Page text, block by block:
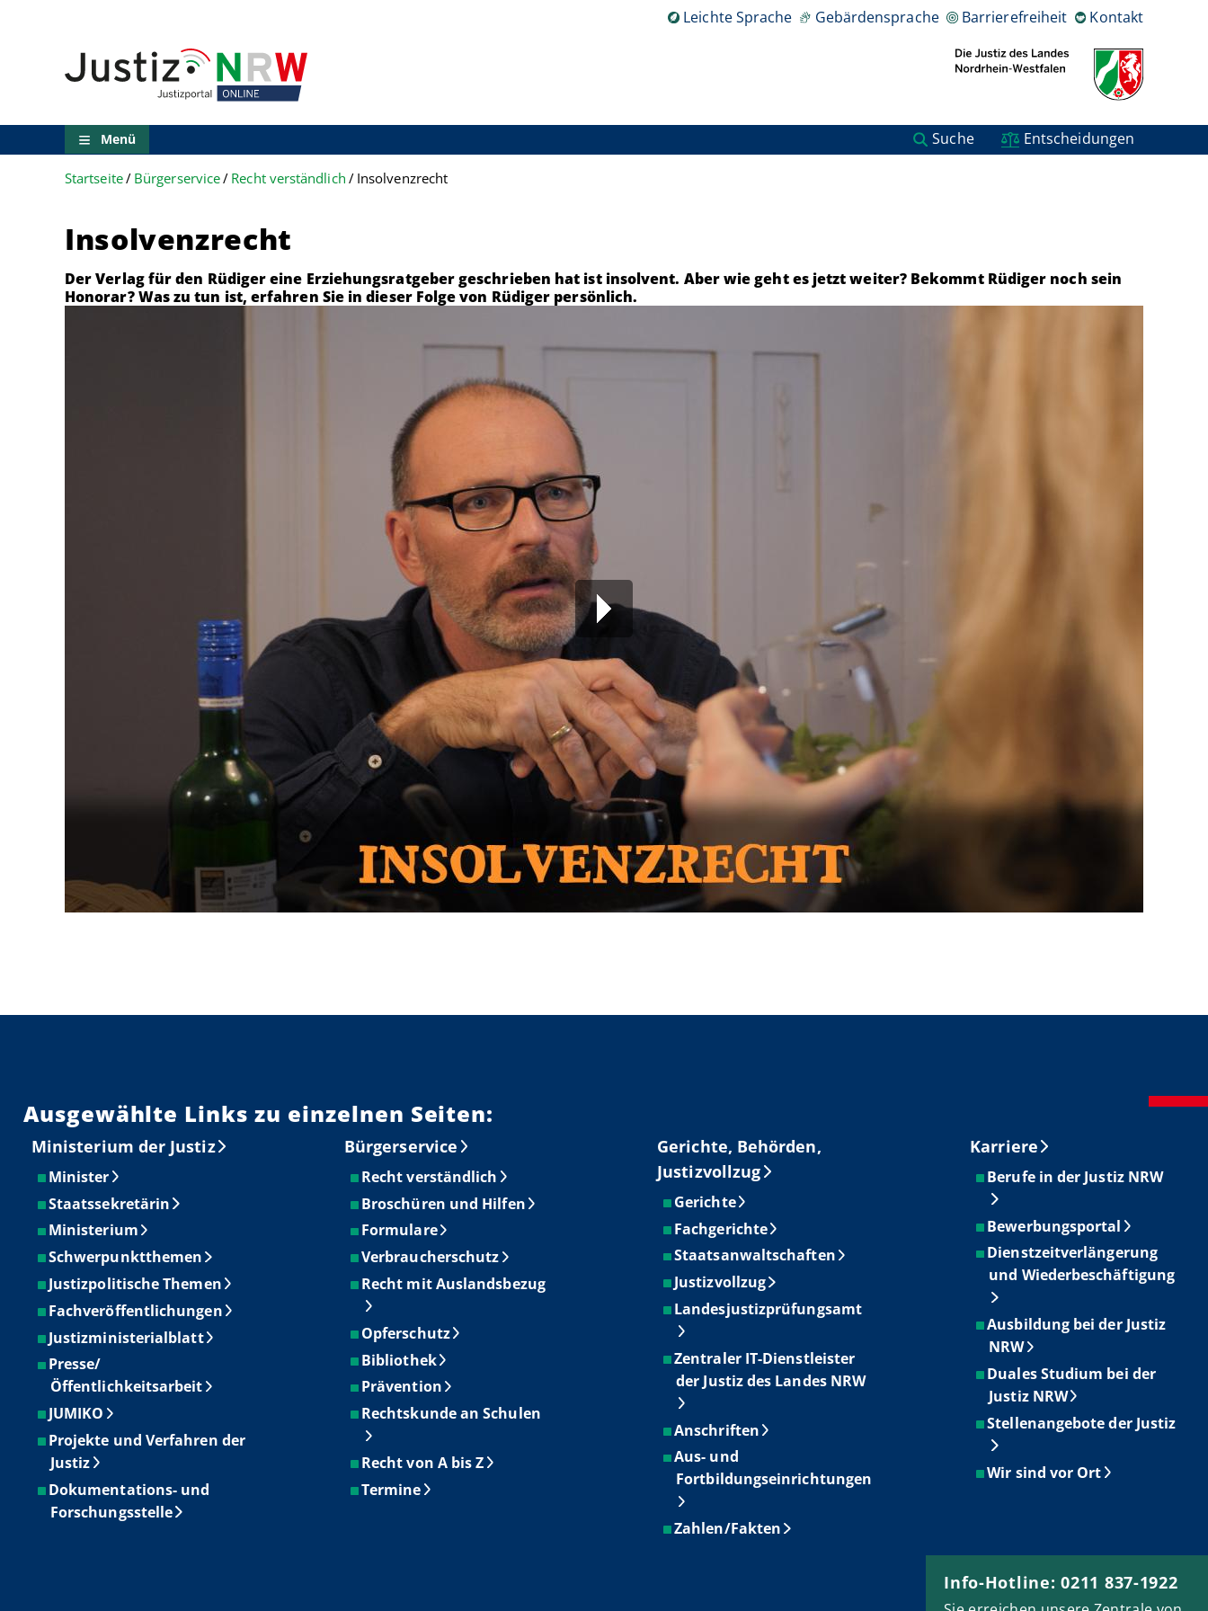
technischen
Suche
Entscheidungssuche
Inhalt
ausgewählten
Leichte Sprache Gebärdensprache Barrierefreiheit Kontakt
Menü Suche Entscheidungen
Startseite Bürgerservice Recht verständlich Insolvenzrecht
Insolvenzrecht
Der Verlag für den Rüdiger eine Erziehungsratgeber geschrieben hat ist insolvent. Aber wie geht es jetzt weiter? Bekommt Rüdiger noch sein
Honorar? Was zu tun ist, erfahren Sie in dieser Folge von Rüdiger persönlich.
Ausgewählte Links zu einzelnen Seiten:
Ministerium der Justiz
Minister
Staatssekretärin
Ministerium
Schwerpunktthemen
Justizpolitische Themen
Fachveröffentlichungen
Justizministerialblatt
Presse/
Öffentlichkeitsarbeit
JUMIKO
Projekte und Verfahren der
Justiz
Dokumentations- und
Forschungsstelle
Bürgerservice
Recht verständlich
Broschüren und Hilfen
Formulare
Verbraucherschutz
Recht mit Auslandsbezug
Opferschutz
Bibliothek
Prävention
Rechtskunde an Schulen
Recht von A bis Z
Termine
Gerichte, Behörden,
Justizvollzug
Gerichte
Fachgerichte
Staatsanwaltschaften
Justizvollzug
Landesjustizprüfungsamt
Zentraler IT-Dienstleister
der Justiz des Landes NRW
Anschriften
Aus- und
Fortbildungseinrichtungen
Zahlen/Fakten
Karriere
Berufe in der Justiz NRW
Bewerbungsportal
Dienstzeitverlängerung
und Wiederbeschäftigung
Ausbildung bei der Justiz
NRW
Duales Studium bei der
Justiz NRW
Stellenangebote der Justiz
Wir sind vor Ort
Info-Hotline: 0211 837-1922